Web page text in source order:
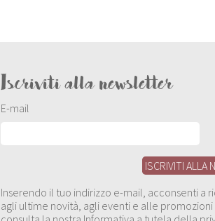
Iscriviti alla newsletter
E-mail
Inserendo il tuo indirizzo e-mail, acconsenti
agli ultime novità, agli eventi e alle